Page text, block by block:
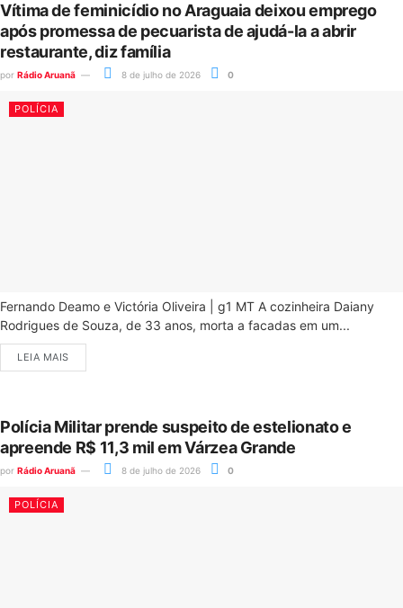
Vítima de feminicídio no Araguaia deixou emprego
após promessa de pecuarista de ajudá-la a abrir
restaurante, diz família
por Rádio Aruanã 8 de julho de 2026 0
POLÍCIA
Fernando Deamo e Victória Oliveira | g1 MT A cozinheira Daiany
Rodrigues de Souza, de 33 anos, morta a facadas em um...
LEIA MAIS
Polícia Militar prende suspeito de estelionato e
apreende R$ 11,3 mil em Várzea Grande
por Rádio Aruanã 8 de julho de 2026 0
POLÍCIA